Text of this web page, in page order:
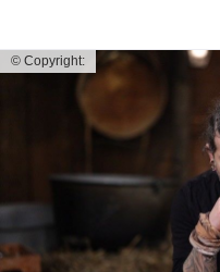
© Copyright: